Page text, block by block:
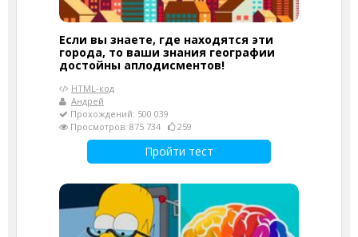
Если вы знаете, где находятся эти
города, то ваши знания географии
достойны аплодисментов!
HTML-код
Андрей
Прохождений: 500 039
Просмотров: 875 734
259
Пройти тест